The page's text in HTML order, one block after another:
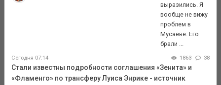
выразились. Я
вообще не вижу
проблем в
Мусаеве. Его
брали ...
Сегодня 07:14 1863 38
Стали известны подробности соглашения «Зенита» и
«Фламенго» по трансферу Луиса Энрике - источник